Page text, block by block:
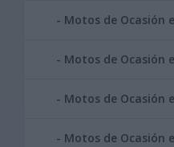
Motos de Ocasión
Motos de Ocasión
Motos de Ocasión
Motos de Ocasión